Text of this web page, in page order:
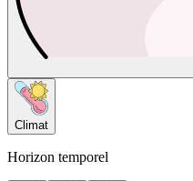
Climat
Horizon temporel